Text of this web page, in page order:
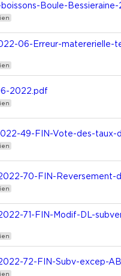
Boule-
06-Erreur-matererielle-
2022.pdf
49-FIN-Vote-des-taux-
70-FIN-Reversement-
71-FIN-Modif-DL-
72-FIN-Subv-excep-